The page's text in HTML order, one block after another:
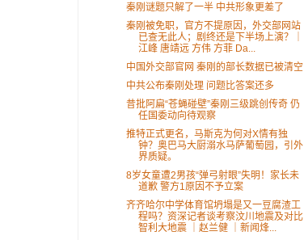
秦刚谜题只解了一半 中共形象更差了
秦刚被免职，官方不提原因，外交部网站
已查无此人；剧终还是下半场上演？｜
江峰 唐靖远 方伟 方菲 Da...
中国外交部官网 秦刚的部长数据已被清空
中共公布秦刚处理 问题比答案还多
昔批阿扁“苍蝇碰壁”秦刚三级跳创传奇 仍
任国委动向待观察
推特正式更名，马斯克为何对X情有独
钟？奥巴马大厨溺水马萨葡萄园，引外
界质疑。
8岁女童遭2男孩“弹弓射眼”失明！家长未
道歉 警方1原因不予立案
齐齐哈尔中学体育馆坍塌是又一豆腐渣工
程吗？资深记者谈考察汶川地震及对比
智利大地震 ｜赵兰健 ｜新闻烽...